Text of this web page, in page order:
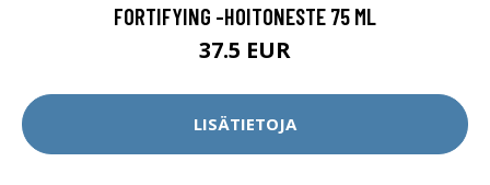
FORTIFYING -HOITONESTE 75 ML
37.5 EUR
LISÄTIETOJA